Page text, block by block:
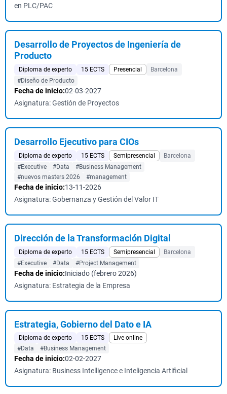
en PLC/PAC
Desarrollo de Proyectos de Ingeniería de
Producto
Diploma de experto 15 ECTS Presencial
Barcelona
#Diseño de Producto
Fecha de inicio:02-03-2027
Asignatura: Gestión de Proyectos
Desarrollo Ejecutivo para CIOs
Diploma de experto 15 ECTS Semipresencial
Barcelona
#Executive
#Data
#Business Management
#nuevos masters 2026
#management
Fecha de inicio:13-11-2026
Asignatura: Gobernanza y Gestión del Valor IT
Dirección de la Transformación Digital
Diploma de experto 15 ECTS Semipresencial
Barcelona
#Executive
#Data #Project Management
Fecha de inicio:Iniciado (febrero 2026)
Asignatura: Estrategia de la Empresa
Estrategia, Gobierno del Dato e IA
Diploma de experto 15 ECTS
Live online
#Data
#Business Management
Fecha de inicio:02-02-2027
Asignatura: Business Intelligence e Inteligencia Artificial